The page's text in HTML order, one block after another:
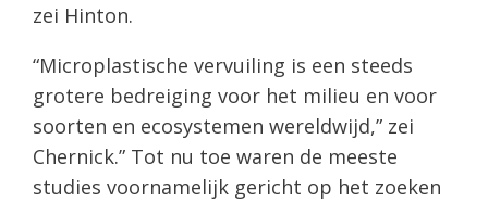
zei Hinton.
“Microplastische vervuiling is een steeds
grotere bedreiging voor het milieu en voor
soorten en ecosystemen wereldwijd,” zei
Chernick.” Tot nu toe waren de meeste
studies voornamelijk gericht op het zoeken